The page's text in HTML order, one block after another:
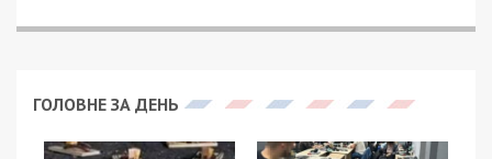
ГОЛОВНЕ ЗА ДЕНЬ